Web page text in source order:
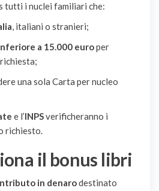
tutti i nuclei familiari che:
, italiani o stranieri;
a 15.000 europer
una sola Carta per nucleo
e l’INPSverificheranno i
richiesto.
il bonus libri
in denarodestinato